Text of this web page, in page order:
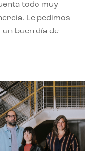
todo muy
Le pedimos
un buen día de